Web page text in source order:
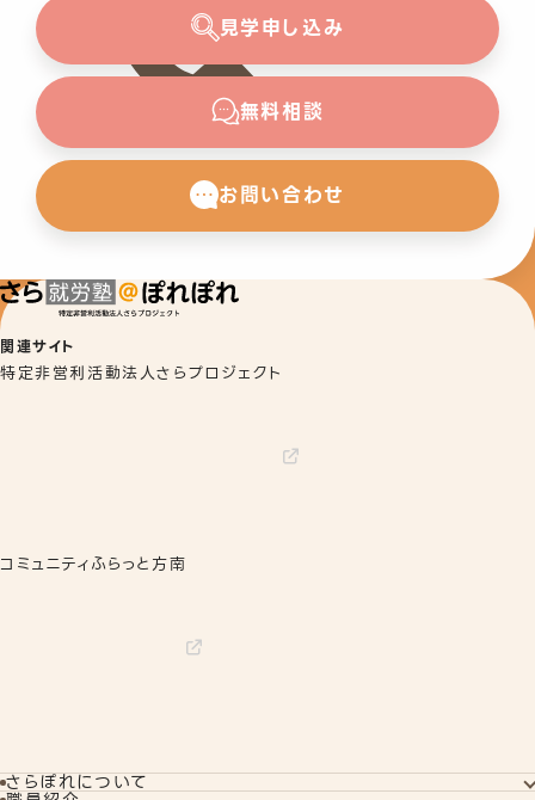
見学申し込み
無料相談
お問い合わせ
関連サイト
特定非営利活動法人さらプロジェクト
コミュニティふらっと方南
さらぽれについて